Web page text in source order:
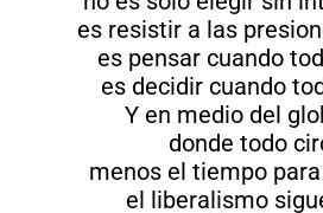
es resistir a las
es pensar cuando
es decidir cuando
Y en medio del
donde todo
menos el tiempo
el liberalismo